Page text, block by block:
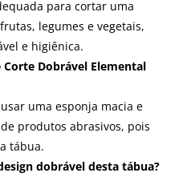
para cortar uma
legumes e vegetais,
e higiênica.
Dobrável Elemental
uma esponja macia e
produtos abrasivos, pois
tábua.
dobrável desta tábua?